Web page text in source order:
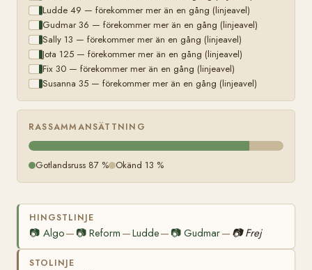
Ludde 49 — förekommer mer än en gång (linjeavel)
Gudmar 36 — förekommer mer än en gång (linjeavel)
Sally 13 — förekommer mer än en gång (linjeavel)
Jota 125 — förekommer mer än en gång (linjeavel)
Fix 30 — förekommer mer än en gång (linjeavel)
Susanna 35 — förekommer mer än en gång (linjeavel)
RASSAMMANSÄTTNING
Gotlandsruss 87 % Okänd 13 %
HINGSTLINJE
📷 Algo— 📷Reform —Ludde— 📷Gudmar— 📷 Frej
STOLINJE